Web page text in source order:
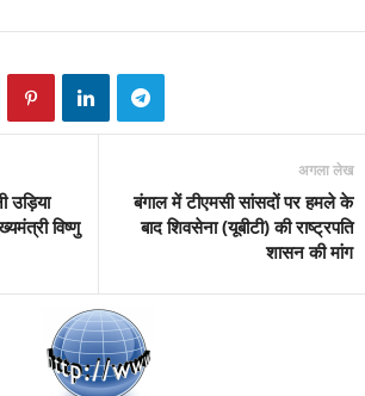
उड़िया
विष्णु
अगला लेख
बंगाल में टीएमसी सांसदों पर हमले के
बाद शिवसेना (यूबीटी) की राष्ट्रपति
शासन की मांग